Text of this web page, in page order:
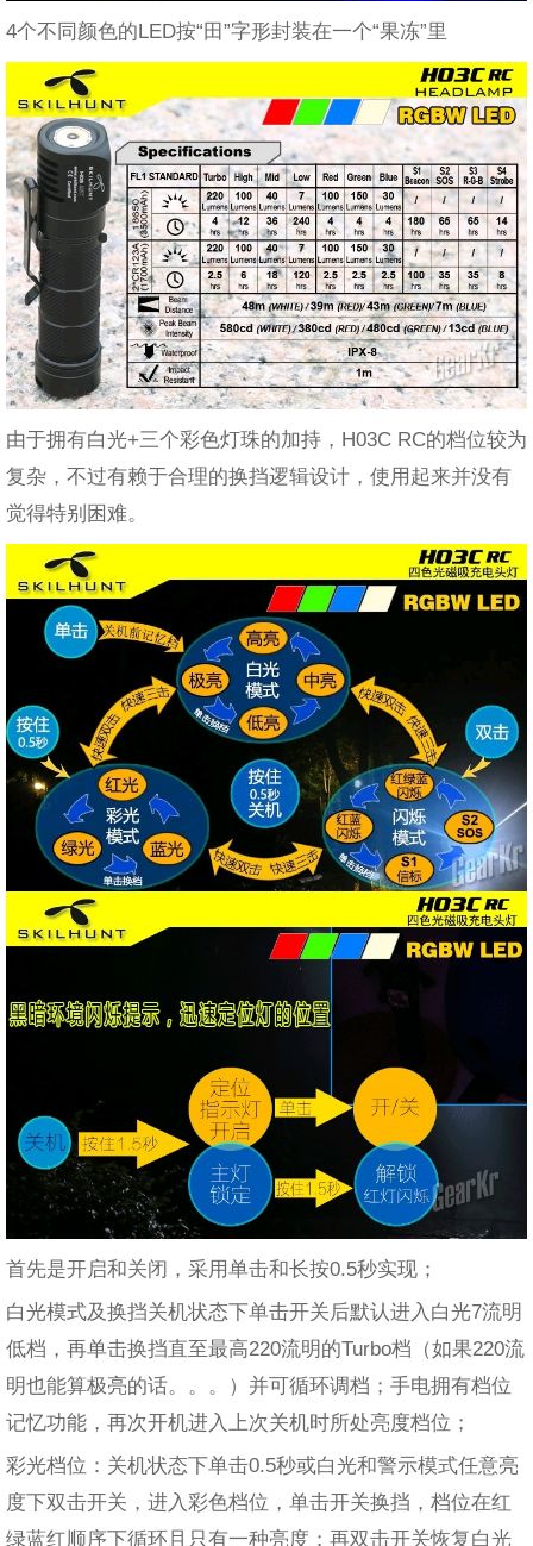
4个不同颜色的LED按“田”字形封装在一个“果冻”里
由于拥有白光+三个彩色灯珠的加持，H03C RC的档位较为
复杂，不过有赖于合理的换挡逻辑设计，使用起来并没有
觉得特别困难。
首先是开启和关闭，采用单击和长按0.5秒实现；
白光模式及换挡关机状态下单击开关后默认进入白光7流明
低档，再单击换挡直至最高220流明的Turbo档（如果220流
明也能算极亮的话。。。）并可循环调档；手电拥有档位
记忆功能，再次开机进入上次关机时所处亮度档位；
彩光档位：关机状态下单击0.5秒或白光和警示模式任意亮
度下双击开关，进入彩色档位，单击开关换挡，档位在红
绿蓝红顺序下循环且只有一种亮度；再双击开关恢复白光